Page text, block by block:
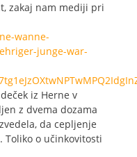
zakaj nam mediji pri
wanne-
junge-war-
iz Herne v
z dvema dozama
da cepljenje
Toliko o učinkovitosti